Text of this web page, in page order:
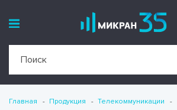
Главная Продукция
Телекоммуникации